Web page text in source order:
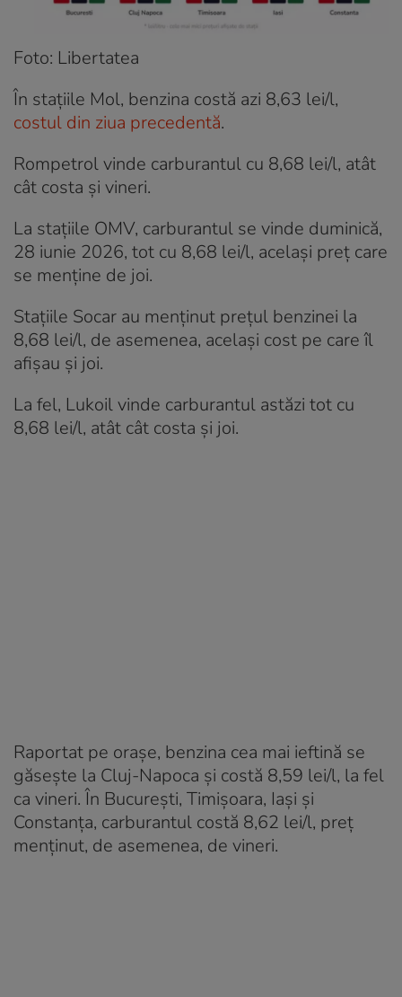
Foto: Libertatea
În stațiile Mol, benzina costă azi 8,63 lei/l,
costul din ziua precedentă.
Rompetrol vinde carburantul cu 8,68 lei/l, atât
cât costa și vineri.
La stațiile OMV, carburantul se vinde duminică,
28 iunie 2026, tot cu 8,68 lei/l, același preț care
se menține de joi.
Stațiile Socar au menținut prețul benzinei la
8,68 lei/l, de asemenea, același cost pe care îl
afișau și joi.
La fel, Lukoil vinde carburantul astăzi tot cu
8,68 lei/l, atât cât costa și joi.
Raportat pe orașe, benzina cea mai ieftină se
găsește la Cluj-Napoca și costă 8,59 lei/l, la fel
ca vineri. În București, Timișoara, Iași și
Constanța, carburantul costă 8,62 lei/l, preț
menținut, de asemenea, de vineri.